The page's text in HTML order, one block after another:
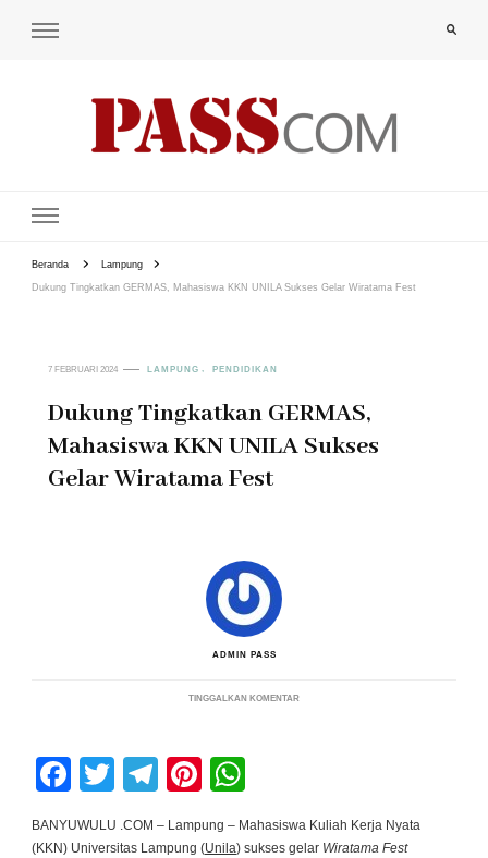
Beranda Lampung
Dukung Tingkatkan GERMAS, Mahasiswa KKN UNILA Sukses Gelar Wiratama Fest
7 FEBRUARI 2024 LAMPUNG PENDIDIKAN
Dukung Tingkatkan GERMAS,
Mahasiswa KKN UNILA Sukses
Gelar Wiratama Fest
ADMIN PASS
TINGGALKAN KOMENTARPADA
GELAR
FEST
Facebook
TwitterTelegram
Pinterest
BANYUWULU .COM – Lampung – Mahasiswa Kuliah Kerja Nyata
(KKN) Universitas Lampung (Unila) sukses gelar Wiratama Fest